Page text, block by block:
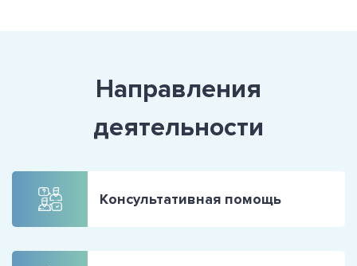
Направления
деятельности
Консультативная помощь